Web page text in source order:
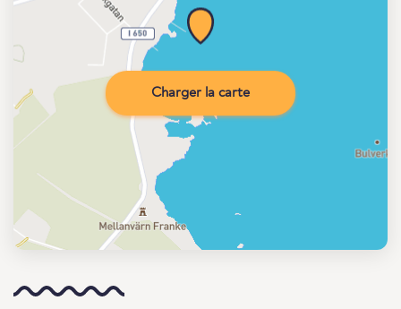
Charger la carte